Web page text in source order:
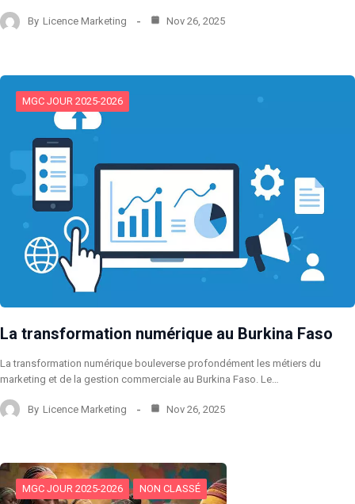
By Licence Marketing Nov 26, 2025
MGC JOUR 2025-2026
La transformation numérique au Burkina Faso
La transformation numérique bouleverse profondément les métiers du
marketing et de la gestion commerciale au Burkina Faso. Le…
By Licence Marketing Nov 26, 2025
MGC JOUR 2025-2026 NON CLASSÉ